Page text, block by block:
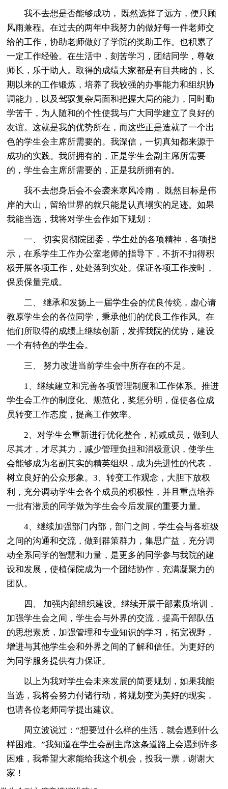
我不去想是否能够成功， 既然选择了远方，便只顾
风雨兼程。在过去的两年中我努力的做好每一件老师交
给的工作，协助老师做好了学院的奖助工作。也积累了
一定工作经验。在生活中，刻苦学习，团结同学，尊敬
师长，乐于助人。取得的成绩大家都是有目共睹的，长
期以来的工作锻炼，培养了我较强的办事能力和组织协
调能力，以及驾驭复杂局面和把握大局的能力，同时勤
学苦干，为人随和的个性使我与广大同学建立了良好的
友谊。这就是我的优势所在，而这些正是造就了一个出
色的学生会主席所需要的。我深信，一切真知都来源于
成功的实践。我所拥有的，正是学生会副主席所需要
的，学生会主席所需要的，正是我所拥有的。
我不去想身后会不会袭来寒风冷雨， 既然目标是伟
岸的大山，留给世界的就只能是认真塌实的足迹。如果
我能当选，我将对学生会作如下规划：
一、 切实贯彻院团委，学生处的各项精神，各项指
示，在系学生工作办公室老师的指导下，不折不扣得积
极开展各项工作，处处落到实处。保证各项工作按时，
保质保量完成。
二、 继承和发扬上一届学生会的优良传统，虚心请
教原学生会的各位同学，秉承他们的优良工作作风。在
他们所取得的成绩上继续创新，发挥我院的优势，建设
一个有特色的学生会。
三、 努力改进当前学生会中所存在的不足。
1、继续建立和完善各项管理制度和工作体系。推进
学生会工作的制度化、规范化，奖惩分明，促使各位成
员转变工作态度，提高工作效率。
2、对学生会重新进行优化整合，精减成员，做到人
尽其才，才尽其力，减少管理负担和消极意识，使学生
会能够成为名副其实的精英组织，成为先进性的代表，
树立良好的公众形象。3、转变工作观念，大胆下放权
利，充分调动学生会各个成员的积极性，并且重点培养
一批有潜质的同学做为学生会今后发展的重要力量。
4、继续加强部门内部，部门之间，学生会与各班级
之间的沟通和交流，做到群策群力，集思广益，充分调
动全系同学的智慧和力量，是更多的同学参与我院的建
设和发展，使植保院成为一个团结协作，充满凝聚力的
团队。
四、 加强内部组织建设。继续开展干部素质培训，
加强学生会之间，学生会与外界的交流，提高干部队伍
的思想素质，加强管理和专业知识的学习，拓宽视野，
增进与其他学生会和外界之间的了解和信任。为更好的
为同学服务提供有力保证。
以上为我对学生会未来发展的简要规划，如果我能
当选，我将会努力付诸行动，将规划变为美好的现实，
也请各位老师同学提出建议。
周立波说过：“想要过什么样的生活，就会遇到什么
样困难。”我知道在学生会副主席这条道路上会遇到许多
困难，我希望大家能给我这个机会，投我一票，谢谢大
家！